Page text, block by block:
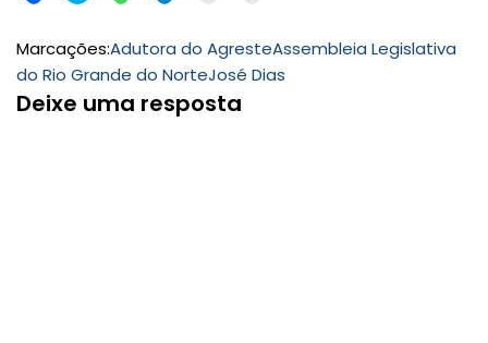
Marcações:Adutora do AgresteAssembleia Legislativa
do Rio Grande do NorteJosé Dias
Deixe uma resposta